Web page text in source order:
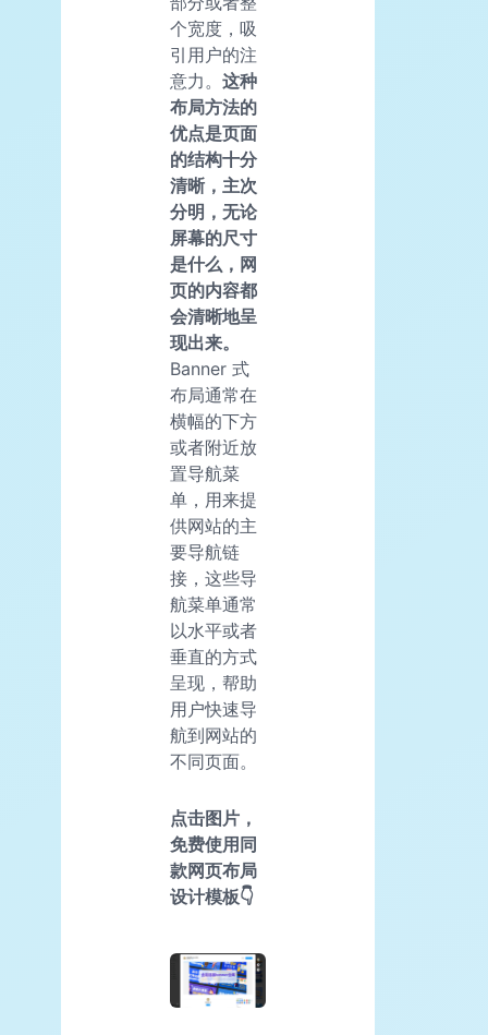
个宽度，吸
引用户的注
意力。 这种
布局方法的
优点是页面
的结构十分
清晰，主次
分明，无论
屏幕的尺寸
是什么，网
页的内容都
会清晰地呈
现出来。
Banner 式
布局通常在
横幅的下方
或者附近放
置导航菜
单，用来提
供网站的主
要导航链
接，这些导
航菜单通常
以水平或者
垂直的方式
呈现，帮助
用户快速导
航到网站的
不同页面。
点击图片，
免费使用同
款网页布局
设计模板👇